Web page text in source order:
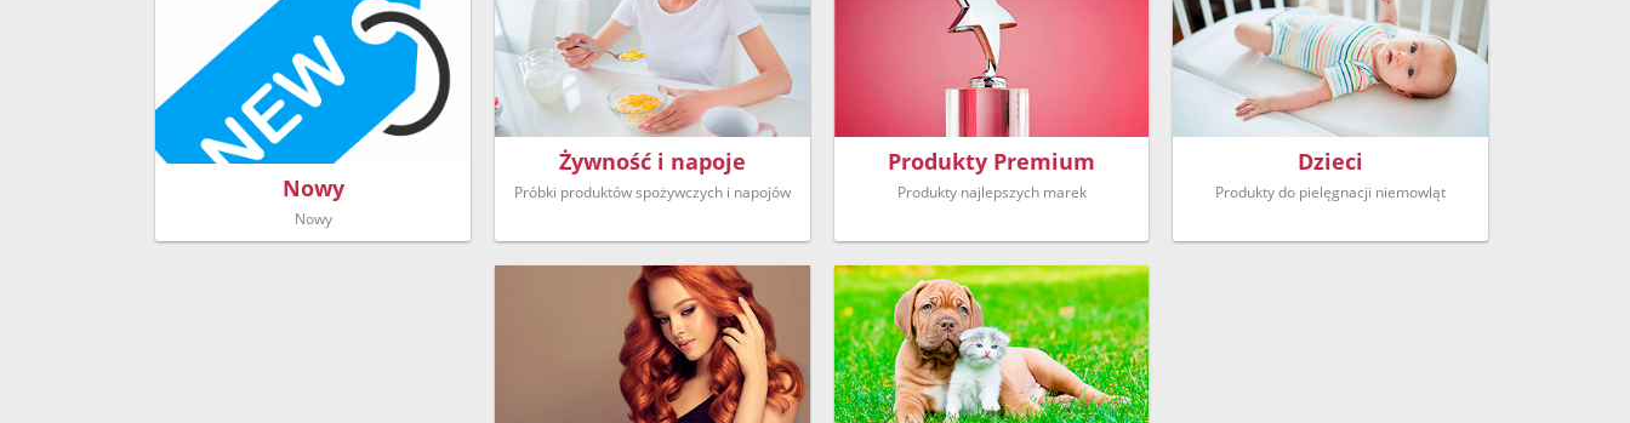
Nowy
Nowy
Żywność i napoje
Próbki produktów spożywczych i napojów
Produkty Premium
Produkty najlepszych marek
Dzieci
Produkty do pielęgnacji niemowląt